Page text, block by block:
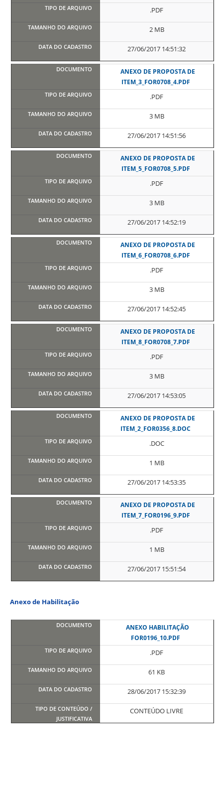
.PDF
2 MB
27/06/2017 14:51:32
ANEXO DE PROPOSTA DE
ITEM_3_FOR0708_4.PDF
.PDF
3 MB
27/06/2017 14:51:56
ANEXO DE PROPOSTA DE
ITEM_5_FOR0708_5.PDF
.PDF
3 MB
27/06/2017 14:52:19
ANEXO DE PROPOSTA DE
ITEM_6_FOR0708_6.PDF
.PDF
3 MB
27/06/2017 14:52:45
ANEXO DE PROPOSTA DE
ITEM_8_FOR0708_7.PDF
.PDF
3 MB
27/06/2017 14:53:05
ANEXO DE PROPOSTA DE
ITEM_2_FOR0356_8.DOC
.DOC
1 MB
27/06/2017 14:53:35
ANEXO DE PROPOSTA DE
ITEM_7_FOR0196_9.PDF
.PDF
1 MB
27/06/2017 15:51:54
Anexo de Habilitação
ANEXO HABILITAÇÃO
FOR0196_10.PDF
.PDF
61 KB
28/06/2017 15:32:39
CONTEÚDO LIVRE